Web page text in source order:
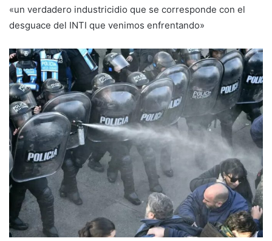
«un verdadero industricidio que se corresponde con el
desguace del INTI que venimos enfrentando»